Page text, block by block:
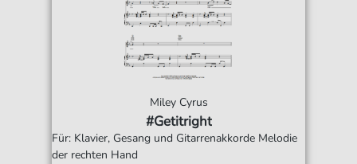
Miley Cyrus
#Getitright
Für: Klavier, Gesang und Gitarrenakkorde Melodie
der rechten Hand